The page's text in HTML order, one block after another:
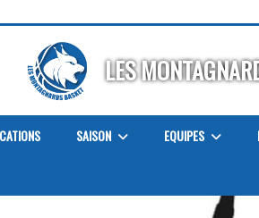
LES
SAISON EQUIPES